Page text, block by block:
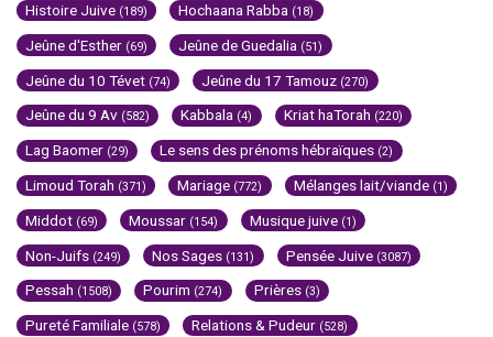
Histoire Juive (189) Hochaana Rabba (18)
Jeûne d'Esther (69) Jeûne de Guedalia (51)
Jeûne du 10 Tévet (74) Jeûne du 17 Tamouz (270)
Jeûne du 9 Av (582) Kabbala (4) Kriat haTorah (220)
Lag Baomer (29) Le sens des prénoms hébraïques (2)
Limoud Torah (371) Mariage (772) Mélanges lait/viande (1)
Middot (69) Moussar (154) Musique juive (1)
Non-Juifs (249) Nos Sages (131) Pensée Juive (3087)
Pessah (1508) Pourim (274) Prières (3)
Pureté Familiale (578) Relations & Pudeur (528)